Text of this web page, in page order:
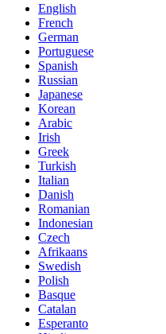
English
French
German
Portuguese
Spanish
Russian
Japanese
Korean
Arabic
Irish
Greek
Turkish
Italian
Danish
Romanian
Indonesian
Czech
Afrikaans
Swedish
Polish
Basque
Catalan
Esperanto